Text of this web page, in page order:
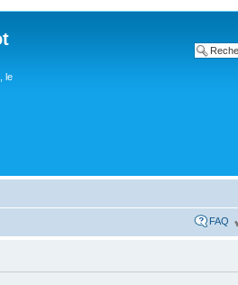
le
FAQ